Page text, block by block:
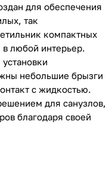
для обеспечения
так
компактных
любой интерьер.
небольшие брызги
с жидкостью.
для санузлов,
благодаря своей